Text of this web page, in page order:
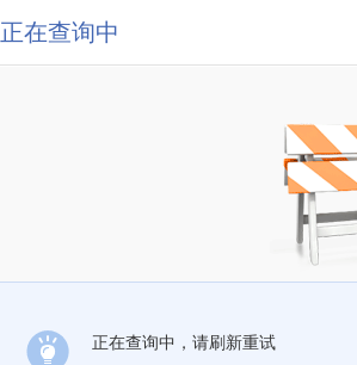
正在查询中
正在查询中，请刷新重试